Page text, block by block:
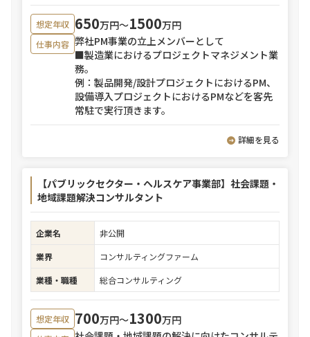
想定年収 650万円〜1500万円
仕事内容 弊社PM事業の立上メンバーとして
■製造業におけるプロジェクトマネジメント業
務。
例：製品開発/設計プロジェクトにおけるPM、
設備導入プロジェクトにおけるPMなどを客先
常駐で実行頂きます。
詳細を見る
【パブリックセクター・ヘルスケア事業部】社会課題・
地域課題解決コンサルタント
企業名
非公開
業界
コンサルティングファーム
業種・職種
総合コンサルティング
想定年収 700万円〜1300万円